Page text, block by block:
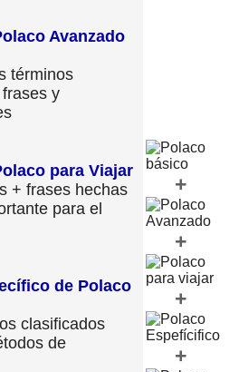
Avanzado
términos
y
para Viajar
+ frases hechas
para el
de Polaco
clasificados
de
+
+
+
+